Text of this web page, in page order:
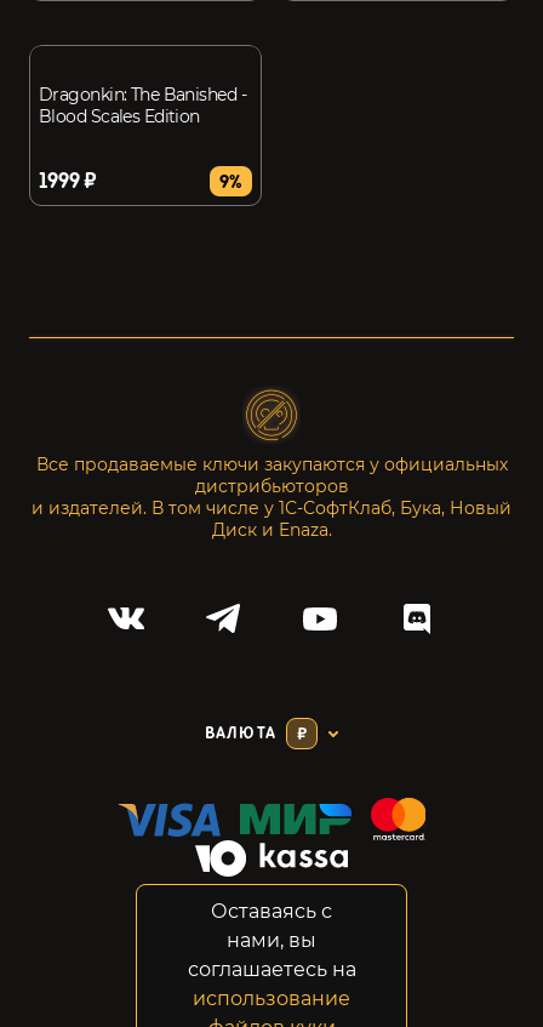
Dragonkin: The Banished -
Blood Scales Edition
1999 ₽ 9%
Все продаваемые ключи закупаются у официальных
дистрибьюторов
и издателей. В том числе у 1С-СофтКлаб, Бука, Новый
Диск и Enaza.
ВАЛЮТА ₽
Конфиденциальность
Возвраты
Правовая информация
Оставаясь с
нами, вы
соглашаетесь на
использование